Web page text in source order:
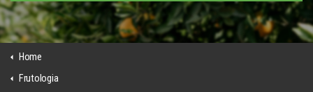
Home
Frutologia